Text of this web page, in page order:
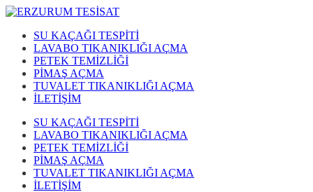
SU KAÇAĞI TESPİTİ
LAVABO TIKANIKLIĞI AÇMA
PETEK TEMİZLİĞİ
PİMAŞ AÇMA
TUVALET TIKANIKLIĞI AÇMA
İLETİŞİM
SU KAÇAĞI TESPİTİ
LAVABO TIKANIKLIĞI AÇMA
PETEK TEMİZLİĞİ
PİMAŞ AÇMA
TUVALET TIKANIKLIĞI AÇMA
İLETİŞİM